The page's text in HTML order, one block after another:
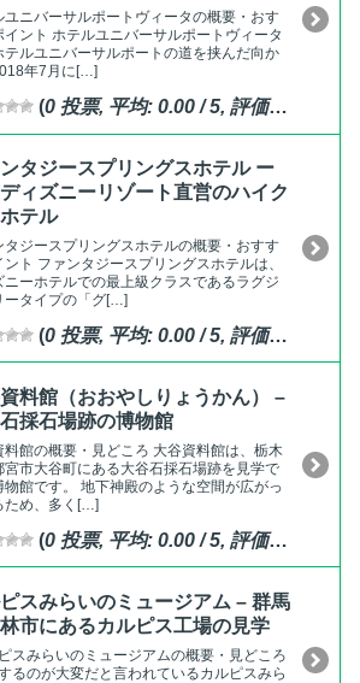
ユニバーサルポートヴィータの概要・おす
イント ホテルユニバーサルポートヴィータ
テルユニバーサルポートの道を挟んだ向か
年7月に[…]
(0 投票, 平均: 0.00/ 5, 評価済
タジースプリングスホテル ー
ィズニーリゾート直営のハイク
テル
タジースプリングスホテルの概要・おすす
ント ファンタジースプリングスホテルは、
ニーホテルでの最上級クラスであるラグジ
ータイプの「グ[…]
(0 投票, 平均: 0.00 / 5, 評価済
料館（おおやしりょうかん） –
採石場跡の博物館
料館の概要・見どころ 大谷資料館は、栃木
宮市大谷町にある大谷石採石場跡を見学で
物館です。 地下神殿のような空間が広がっ
ため、多く[…]
(0 投票, 平均: 0.00 / 5, 評価済
スみらいのミュージアム – 群馬
市にあるカルピス工場の見学
スみらいのミュージアムの概要・見どころ
るのが大変だと言われているカルピスみら